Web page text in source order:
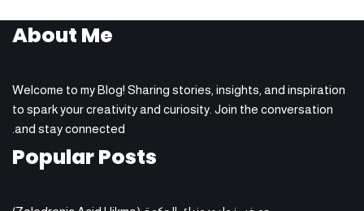
About Me
Welcome to my Blog! Sharing stories, insights, and inspiration
to spark your creativity and curiosity. Join the conversation
and stay connected.
Popular Posts